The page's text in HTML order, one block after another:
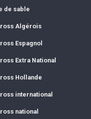
de sable
Algérois
Espagnol
Extra National
Hollande
international
national